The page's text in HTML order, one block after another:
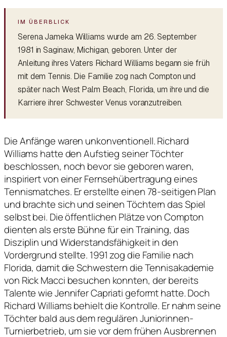
Serena Jameka Williams wurde am 26. September
1981 in Saginaw, Michigan, geboren. Unter der
Anleitung ihres Vaters Richard Williams begann sie früh
mit dem Tennis. Die Familie zog nach Compton und
später nach West Palm Beach, Florida, um ihre und die
Karriere ihrer Schwester Venus voranzutreiben.
Die Anfänge waren unkonventionell. Richard
Williams hatte den Aufstieg seiner Töchter
beschlossen, noch bevor sie geboren waren,
inspiriert von einer Fernsehübertragung eines
Tennismatches. Er erstellte einen 78-seitigen Plan
und brachte sich und seinen Töchtern das Spiel
selbst bei. Die öffentlichen Plätze von Compton
dienten als erste Bühne für ein Training, das
Disziplin und Widerstandsfähigkeit in den
Vordergrund stellte. 1991 zog die Familie nach
Florida, damit die Schwestern die Tennisakademie
von Rick Macci besuchen konnten, der bereits
Talente wie Jennifer Capriati geformt hatte. Doch
Richard Williams behielt die Kontrolle. Er nahm seine
Töchter bald aus dem regulären Juniorinnen-
Turnierbetrieb, um sie vor dem frühen Ausbrennen